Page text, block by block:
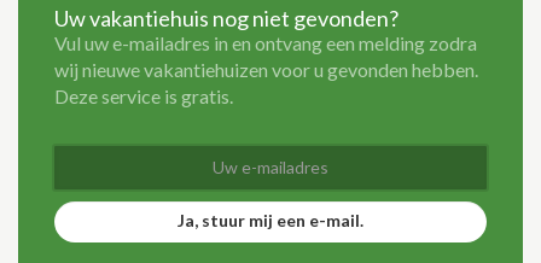
Uw vakantiehuis nog niet gevonden?
Vul uw e-mailadres in en ontvang een melding zodra
wij nieuwe vakantiehuizen voor u gevonden hebben.
Deze service is gratis.
Ja, stuur mij een e-mail.